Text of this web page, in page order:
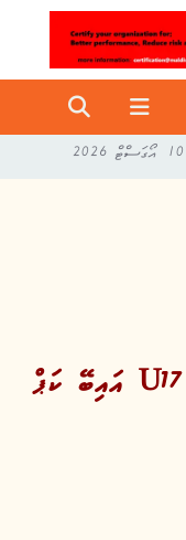
10 އޯގަސްޓް 2026
އައިބޭ ކަޕް U17 ފައިނަލުގައި މިސްކިތްމަގު ޓީމާއި